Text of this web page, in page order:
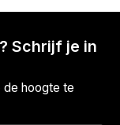
Schrijf je in
de hoogte te